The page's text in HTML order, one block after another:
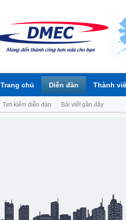
Trang chủ Diễn đàn
Tìm kiếm diễn đàn Bài viết gần đây
Thành